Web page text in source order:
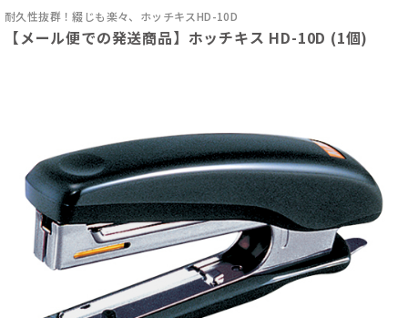
耐久性抜群！綴じも楽々、ホッチキスHD-10D
【メール便での発送商品】ホッチキス HD-10D (1個)